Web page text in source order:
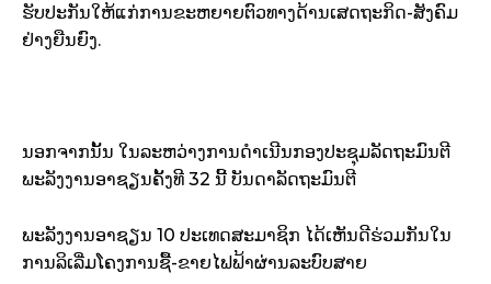
ຮັບປະກັນໃຫ້ແກ່ການຂະຫຍາຍຕົວທາງດ້ານເສດຖະກິດ-ສັງຄົມ
ຢ່າງຍືນຍົງ.
ນອກຈາກນັ້ນ ໃນລະຫວ່າງການດຳເນີນກອງປະຊຸມລັດຖະມົນຕີ
ພະລັງງານອາຊຽນຄັ້ງທີ 32 ນີ້ ບັນດາລັດຖະມົນຕີ
ພະລັງງານອາຊຽນ 10 ປະເທດສະມາຊິກ ໄດ້ເຫັນດີຮ່ວມກັນໃນ
ການລິເລີ່ມໂຄງການຊື້-ຂາຍໄຟຟ້າຜ່ານລະບົບສາຍ